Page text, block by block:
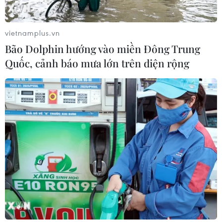
Index trượt dốc mất hơn 62 điểm
22/07/2026 09:48
Xem thêm
CƠ QUAN CHỦ QUẢN: THÔNG TẤN XÃ VIỆT NAM
Tổng Biên tập: TRẦN TIẾN DUẨN
Phó Tổng Biên tập: NGUYỄN THỊ TÁM, KHÚC THANH
THỦY
Sở hữu trí tuệ
Quy định sử dụng
vietnamplus.vn
Bão Dolphin hướng vào miền Đông Trung
Quốc, cảnh báo mưa lớn trên diện rộng